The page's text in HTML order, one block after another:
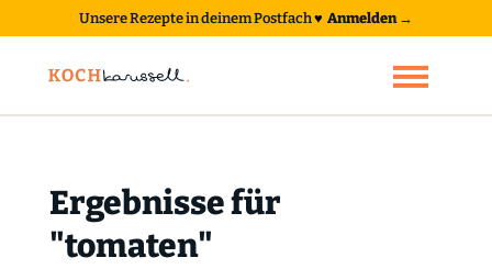
Unsere Rezepte in deinem Postfach♥ Anmelden →
Ergebnisse für
"tomaten"